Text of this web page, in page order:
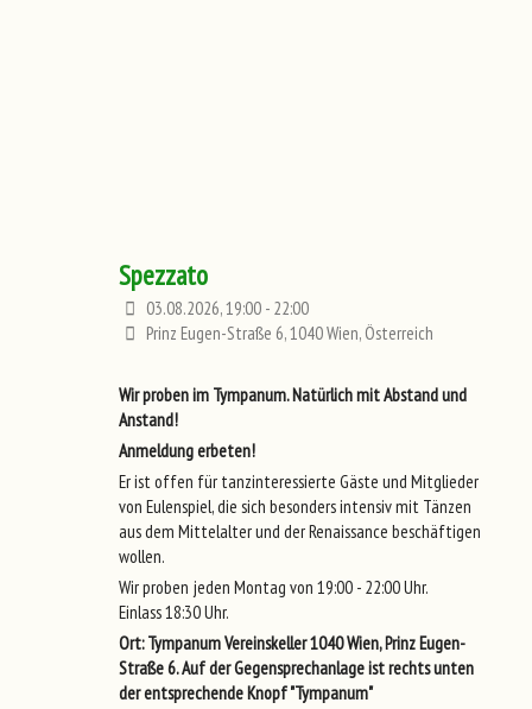
Spezzato
03.08.2026, 19:00 - 22:00
Prinz Eugen-Straße 6, 1040 Wien, Österreich
Wir proben im Tympanum. Natürlich mit Abstand und
Anstand!
Anmeldung erbeten!
Er ist offen für tanzinteressierte Gäste und Mitglieder
von Eulenspiel, die sich besonders intensiv mit Tänzen
aus dem Mittelalter und der Renaissance beschäftigen
wollen.
Wir proben jeden Montag von 19:00 - 22:00 Uhr.
Einlass 18:30 Uhr.
Ort: Tympanum Vereinskeller 1040 Wien, Prinz Eugen-
Straße 6. Auf der Gegensprechanlage ist rechts unten
der entsprechende Knopf "Tympanum"